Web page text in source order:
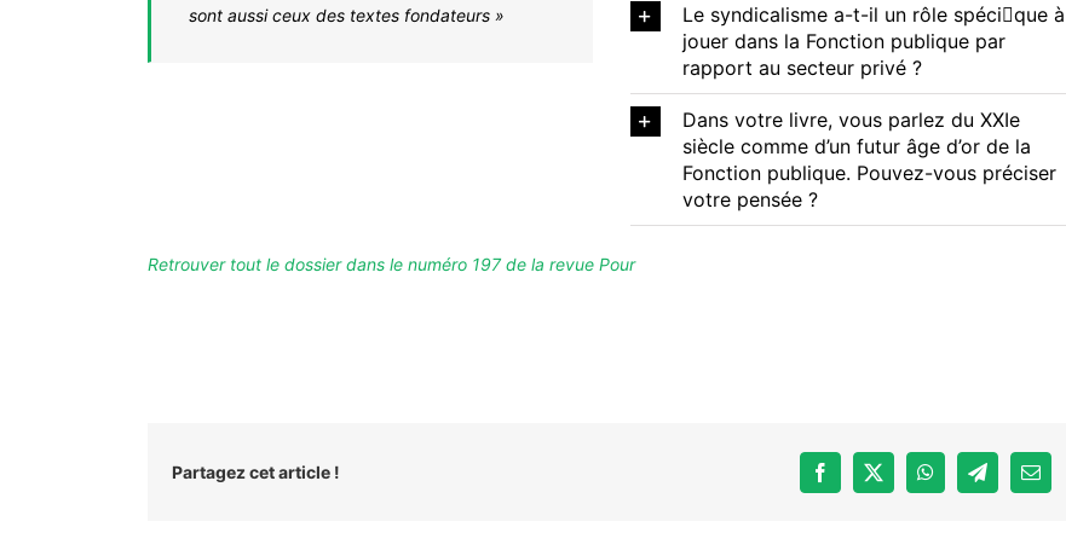
sont aussi ceux des textes fondateurs »
Le syndicalisme a-t-il un rôle spécique à
jouer dans la Fonction publique par
rapport au secteur privé ?
Dans votre livre, vous parlez du XXIe
siècle comme d’un futur âge d’or de la
Fonction publique. Pouvez-vous préciser
votre pensée ?
Retrouver tout le dossier dans le numéro 197 de la revue Pour
Partagez cet article ! Facebook
X WhatsAppTelegramEmail